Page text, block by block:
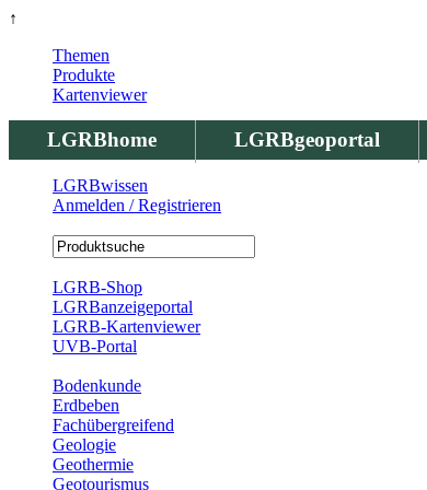
↑
LGRBhome LGRBgeoportal
Themen
Produkte
Kartenviewer
LGRBwissen
Anmelden / Registrieren
LGRB-Shop
LGRBanzeigeportal
LGRB-Kartenviewer
UVB-Portal
Bodenkunde
Erdbeben
Fachübergreifend
Geologie
Geothermie
Geotourismus